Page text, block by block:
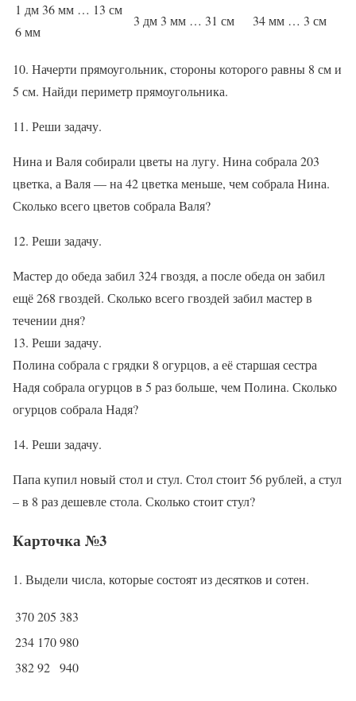
1 дм 36 мм … 13 см
6 мм
3 дм 3 мм … 31 см 34 мм … 3 см
10. Начерти прямоугольник, стороны которого равны 8 см и
5 см. Найди периметр прямоугольника.
11. Реши задачу.
Нина и Валя собирали цветы на лугу. Нина собрала 203
цветка, а Валя — на 42 цветка меньше, чем собрала Нина.
Сколько всего цветов собрала Валя?
12. Реши задачу.
Мастер до обеда забил 324 гвоздя, а после обеда он забил
ещё 268 гвоздей. Сколько всего гвоздей забил мастер в
течении дня?
13. Реши задачу.
Полина собрала с грядки 8 огурцов, а её старшая сестра
Надя собрала огурцов в 5 раз больше, чем Полина. Сколько
огурцов собрала Надя?
14. Реши задачу.
Папа купил новый стол и стул. Стол стоит 56 рублей, а стул
– в 8 раз дешевле стола. Сколько стоит стул?
Карточка №3
1. Выдели числа, которые состоят из десятков и сотен.
370205 383
234 170980
38292 940